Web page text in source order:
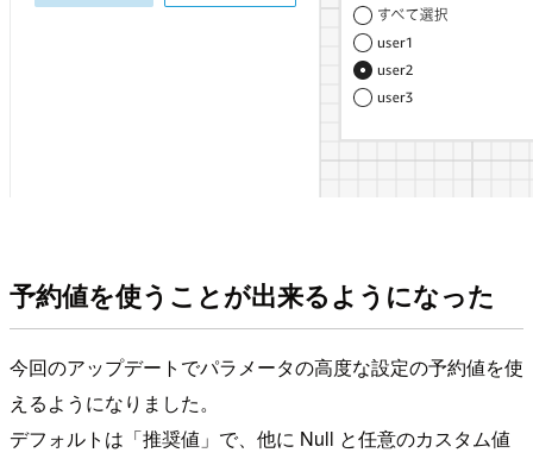
予約値を使うことが出来るようになった
今回のアップデートでパラメータの高度な設定の予約値を使
えるようになりました。
デフォルトは「推奨値」で、他に Null と任意のカスタム値